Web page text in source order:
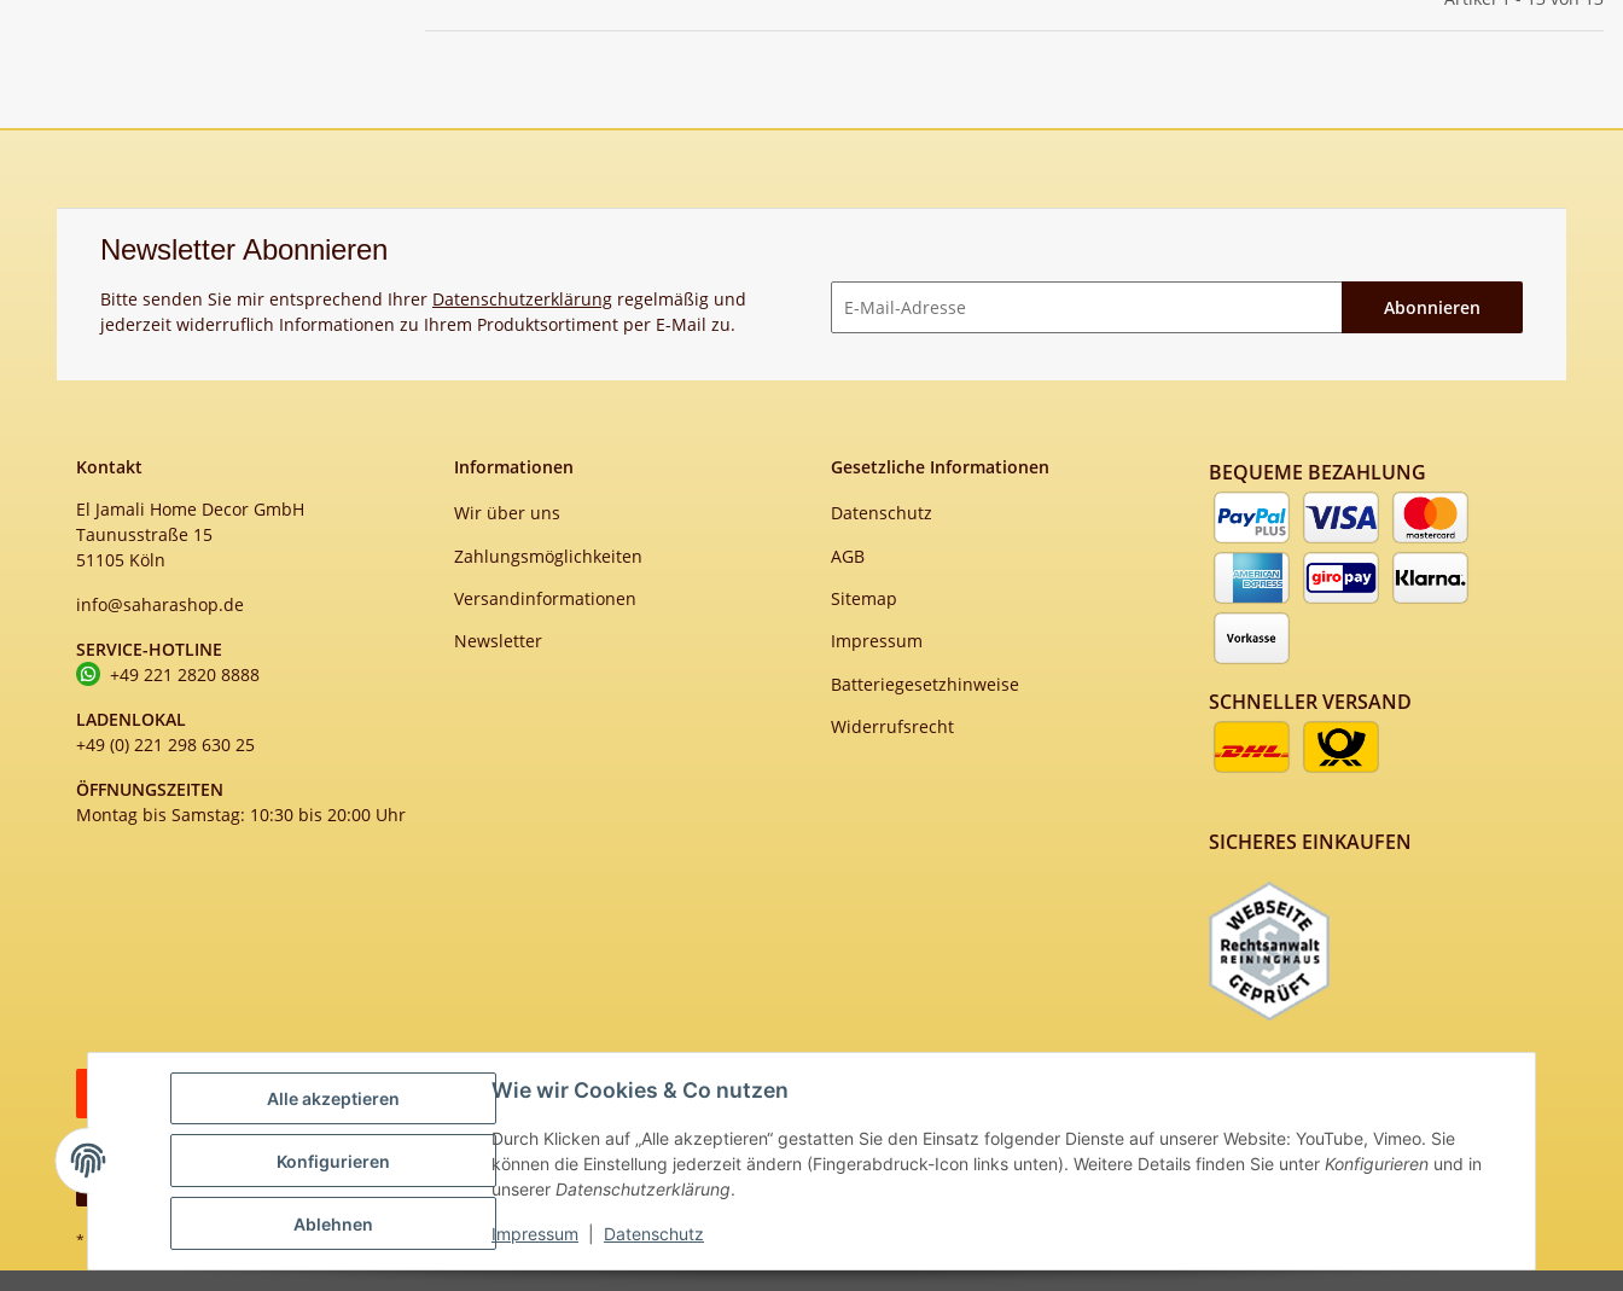
Alle akzeptieren
Konfigurieren
Ablehnen
Wie wir Cookies & Co nutzen
Durch Klicken auf „Alle akzeptieren“ gestatten Sie den Einsatz folgender Dienste auf unserer Website: YouTube, Vimeo. Sie
können die Einstellung jederzeit ändern (Fingerabdruck-Icon links unten). Weitere Details finden Sie unter Konfigurieren und in
unserer Datenschutzerklärung.
Impressum Datenschutz
Newsletter Abonnieren
Bitte senden Sie mir entsprechend Ihrer Datenschutzerklärung regelmäßig und
jederzeit widerruflich Informationen zu Ihrem Produktsortiment per E-Mail zu.
Abonnieren
Kontakt
El Jamali Home Decor GmbH
Taunusstraße 15
51105 Köln
info@saharashop.de
SERVICE-HOTLINE
+49 221 2820 8888
LADENLOKAL
+49 (0) 221 298 630 25
ÖFFNUNGSZEITEN
Montag bis Samstag: 10:30 bis 20:00 Uhr
Informationen
Wir über uns
Zahlungsmöglichkeiten
Versandinformationen
Newsletter
Gesetzliche Informationen
Datenschutz
AGB
Sitemap
Impressum
Batteriegesetzhinweise
Widerrufsrecht
BEQUEME BEZAHLUNG
SCHNELLER VERSAND
SICHERES EINKAUFEN
Vertrag widerrufen
* Alle Preise inkl. gesetzlicher USt., zzgl.